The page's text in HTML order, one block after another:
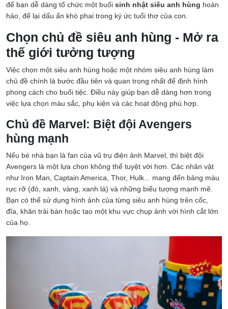
để bạn dễ dàng tổ chức một buổi sinh nhật siêu anh hùng hoàn
hảo, để lại dấu ấn khó phai trong ký ức tuổi thơ của con.
Chọn chủ đề siêu anh hùng - Mở ra
thế giới tưởng tượng
Việc chọn một siêu anh hùng hoặc một nhóm siêu anh hùng làm
chủ đề chính là bước đầu tiên và quan trọng nhất để định hình
phong cách cho buổi tiệc. Điều này giúp bạn dễ dàng hơn trong
việc lựa chọn màu sắc, phụ kiện và các hoạt động phù hợp.
Chủ đề Marvel: Biệt đội Avengers
hùng mạnh
Nếu bé nhà bạn là fan của vũ trụ điện ảnh Marvel, thì biệt đội
Avengers là một lựa chọn không thể tuyệt vời hơn. Các nhân vật
như Iron Man, Captain America, Thor, Hulk... mang đến bảng màu
rực rỡ (đỏ, xanh, vàng, xanh lá) và những biểu tượng mạnh mẽ.
Bạn có thể sử dụng hình ảnh của từng siêu anh hùng trên cốc,
đĩa, khăn trải bàn hoặc tạo một khu vực chụp ảnh với hình cắt lớn
của họ.